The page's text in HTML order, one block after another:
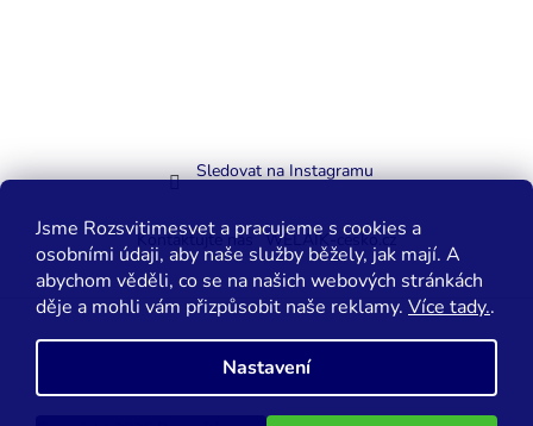
Jsme Rozsvitimesvet a pracujeme s cookies a
osobními údaji, aby naše služby běžely, jak mají. A
abychom věděli, co se na našich webových stránkách
děje a mohli vám přizpůsobit naše reklamy. Více tady..
Nastavení
Sledovat na Instagramu
Kontaktujte nás WELAIK-cesko.cz
Vytvořil Shoptet